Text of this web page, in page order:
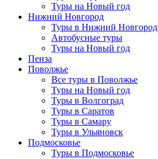
Туры на Новый год
Нижний Новгород
Туры в Нижний Новгород
Автобусные туры
Туры на Новый год
Пенза
Поволжье
Все туры в Поволжье
Туры на Новый год
Туры в Волгоград
Туры в Саратов
Туры в Самару
Туры в Ульяновск
Подмосковье
Туры в Подмосковье